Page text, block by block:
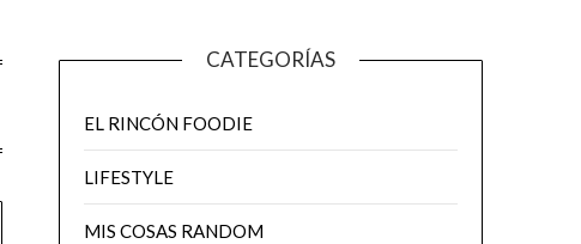
CATEGORÍAS
EL RINCÓN FOODIE
LIFESTYLE
MIS COSAS RANDOM